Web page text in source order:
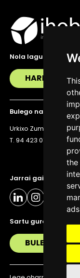
the
Jarrai gaitzazu
Sartu gure buletinera
BULETIN
Nola lagundu
Bulego nagusia
Urkixo Zumarkalea 36,
T. 94 423 07 43